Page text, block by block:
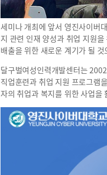
세미나 개최에 앞서 영진사이버
지 관련 인재 양성과 취업 지원
배출을 위한 새로운 계기가 될
달구벌여성인력개발센터는
직업훈련과 취업 지원 프로그램
자의 취업과 복지를 위한 사업을